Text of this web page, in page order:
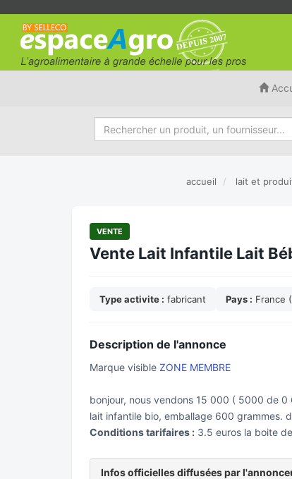
accueil lait et
VENTE
Vente Lait Infantile Lait
Type activite : fabricant Pays : France
Description de l'annonce
Marque visible ZONE MEMBRE
bonjour, nous vendons 15 000 ( 5000 de
lait infantile bio, emballage 600 grammes.
Conditions tarifaires : 3.5 euros la boite
Infos officielles diffusées par